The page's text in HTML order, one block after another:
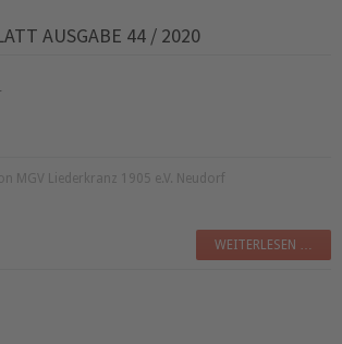
AUSGABE 44 / 2020
MGV Liederkranz 1905 e.V. Neudorf
WEITERLESEN …